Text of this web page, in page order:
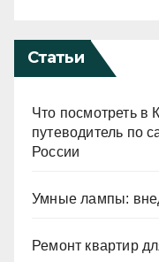
Статьи
Что посмотреть в
путеводитель по
России
Умные лампы:
Ремонт квартир